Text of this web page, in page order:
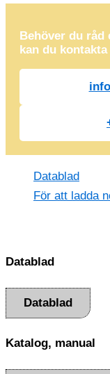
Behöver du
kan du kontakta
Datablad
För att ladda
Datablad
Datablad
Katalog, manual